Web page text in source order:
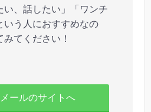
い、話したい」「ワンチ
いう人におすすめなの
てください！
ールのサイトへ